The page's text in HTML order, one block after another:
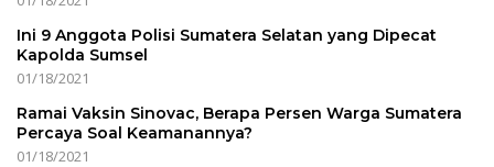
Ini 9 Anggota Polisi Sumatera Selatan yang Dipecat
Kapolda Sumsel
01/18/2021
Ramai Vaksin Sinovac, Berapa Persen Warga Sumatera
Percaya Soal Keamanannya?
01/18/2021